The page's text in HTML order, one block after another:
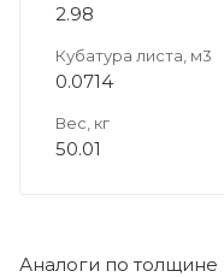
2.98
Кубатура листа, м3
0.0714
Вес, кг
50.01
Аналоги по толщине